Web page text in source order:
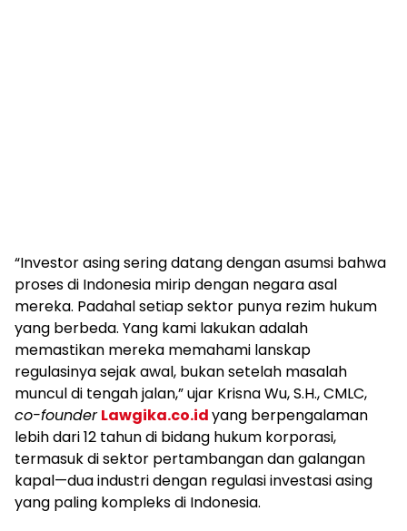
“Investor asing sering datang dengan asumsi bahwa
proses di Indonesia mirip dengan negara asal
mereka. Padahal setiap sektor punya rezim hukum
yang berbeda. Yang kami lakukan adalah
memastikan mereka memahami lanskap
regulasinya sejak awal, bukan setelah masalah
muncul di tengah jalan,” ujar Krisna Wu, S.H., CMLC,
co-founder Lawgika.co.idyang berpengalaman
lebih dari 12 tahun di bidang hukum korporasi,
termasuk di sektor pertambangan dan galangan
kapal—dua industri dengan regulasi investasi asing
yang paling kompleks di Indonesia.